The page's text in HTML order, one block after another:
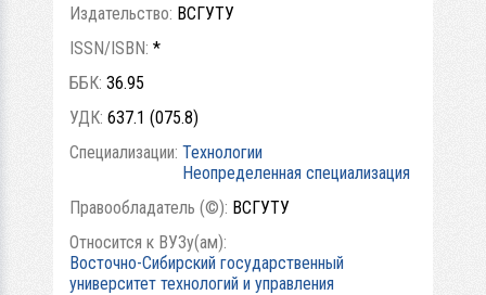
Издательство: ВСГУТУ
ISSN/ISBN: *
ББК: 36.95
УДК: 637.1 (075.8)
Специализации: Технологии
Неопределенная специализация
Правообладатель (©): ВСГУТУ
Относится к ВУЗу(ам):
Восточно-Сибирский государственный
университет технологий и управления